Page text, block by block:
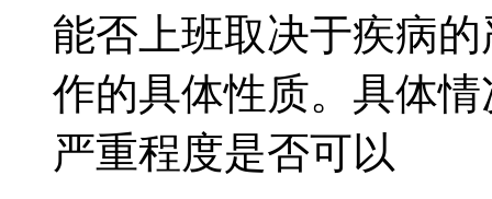
能否上班取决于疾病
作的具体性质。具体
严重程度是否可以